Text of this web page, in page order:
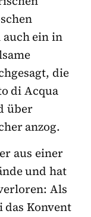
auch ein in
die
di Acqua
über
anzog.
aus einer
und hat
Als
Konvent